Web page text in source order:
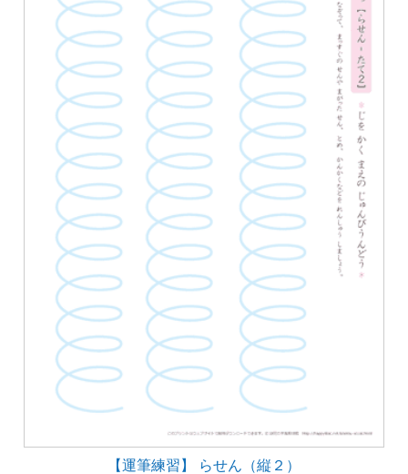
【運筆練習】 らせん（縦２）